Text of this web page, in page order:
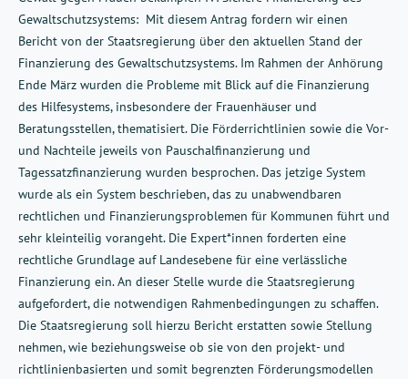
Gewaltschutzsystems: Mit diesem Antrag fordern wir einen
Bericht von der Staatsregierung über den aktuellen Stand der
Finanzierung des Gewaltschutzsystems. Im Rahmen der Anhörung
Ende März wurden die Probleme mit Blick auf die Finanzierung
des Hilfesystems, insbesondere der Frauenhäuser und
Beratungsstellen, thematisiert. Die Förderrichtlinien sowie die Vor-
und Nachteile jeweils von Pauschalfinanzierung und
Tagessatzfinanzierung wurden besprochen. Das jetzige System
wurde als ein System beschrieben, das zu unabwendbaren
rechtlichen und Finanzierungsproblemen für Kommunen führt und
sehr kleinteilig vorangeht. Die Expert*innen forderten eine
rechtliche Grundlage auf Landesebene für eine verlässliche
Finanzierung ein. An dieser Stelle wurde die Staatsregierung
aufgefordert, die notwendigen Rahmenbedingungen zu schaffen.
Die Staatsregierung soll hierzu Bericht erstatten sowie Stellung
nehmen, wie beziehungsweise ob sie von den projekt- und
richtlinienbasierten und somit begrenzten Förderungsmodellen